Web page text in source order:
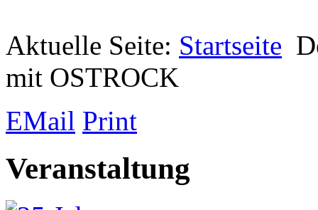
Aktuelle Seite: Startseite
mit OSTROCK
EMail Print
Veranstaltung